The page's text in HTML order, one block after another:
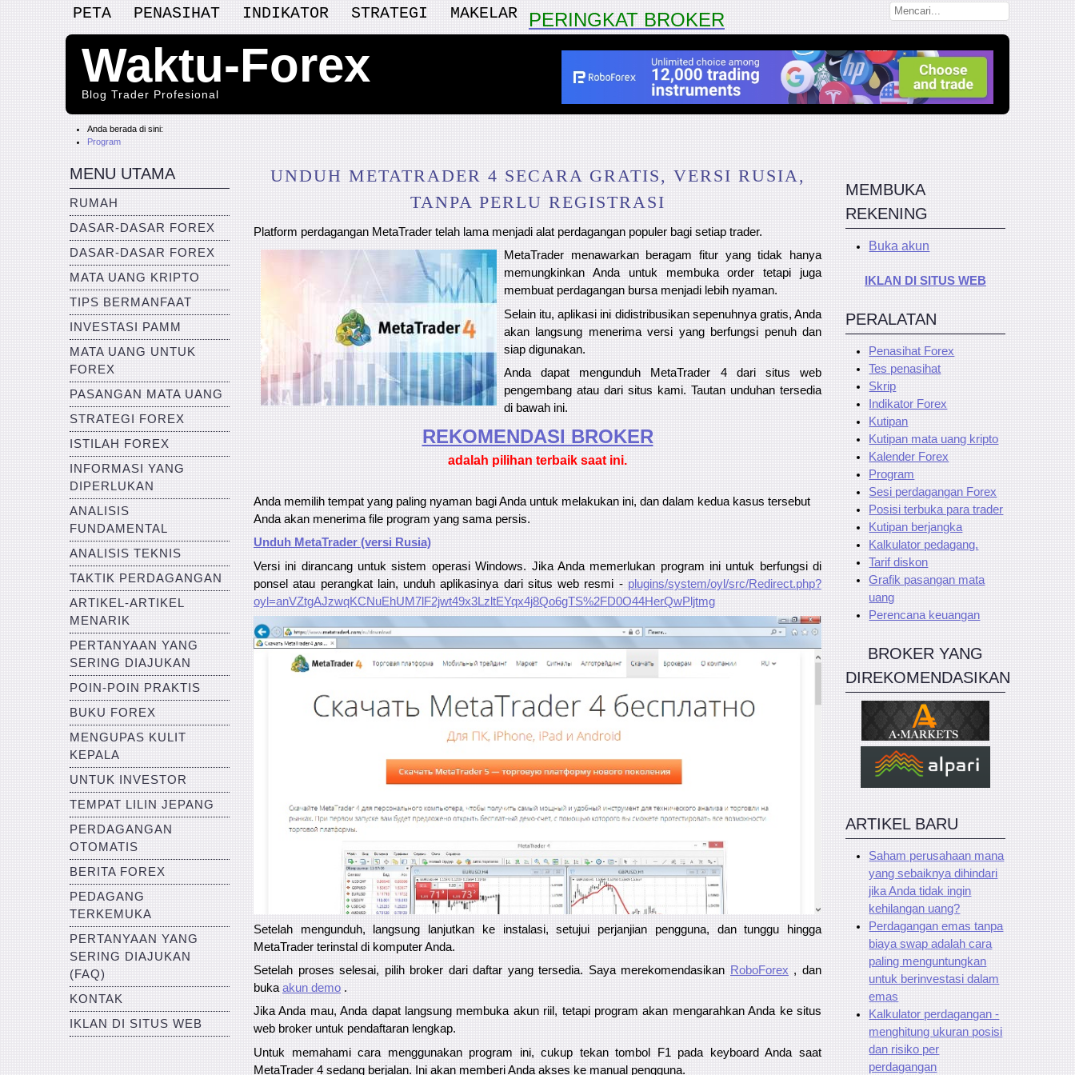
PETA PENASIHAT INDIKATOR STRATEGI MAKELAR PERINGKAT BROKER
Waktu-Forex
Blog Trader Profesional
Anda berada di sini:
Program
MENU UTAMA
RUMAH
DASAR-DASAR FOREX
DASAR-DASAR FOREX
MATA UANG KRIPTO
TIPS BERMANFAAT
INVESTASI PAMM
MATA UANG UNTUK
FOREX
PASANGAN MATA UANG
STRATEGI FOREX
ISTILAH FOREX
INFORMASI YANG
DIPERLUKAN
ANALISIS
FUNDAMENTAL
ANALISIS TEKNIS
TAKTIK PERDAGANGAN
ARTIKEL-ARTIKEL
MENARIK
PERTANYAAN YANG
SERING DIAJUKAN
POIN-POIN PRAKTIS
BUKU FOREX
MENGUPAS KULIT
KEPALA
UNTUK INVESTOR
TEMPAT LILIN JEPANG
PERDAGANGAN
OTOMATIS
BERITA FOREX
PEDAGANG
TERKEMUKA
PERTANYAAN YANG
SERING DIAJUKAN
(FAQ)
KONTAK
IKLAN DI SITUS WEB
UNDUH METATRADER 4 SECARA GRATIS, VERSI RUSIA,
TANPA PERLU REGISTRASI
Platform perdagangan MetaTrader telah lama menjadi alat perdagangan populer bagi setiap trader.
MetaTrader menawarkan beragam fitur yang tidak hanya
memungkinkan Anda untuk membuka order tetapi juga
membuat perdagangan bursa menjadi lebih nyaman.
Selain itu, aplikasi ini didistribusikan sepenuhnya gratis, Anda
akan langsung menerima versi yang berfungsi penuh dan
siap digunakan.
Anda dapat mengunduh MetaTrader 4 dari situs web
pengembang atau dari situs kami. Tautan unduhan tersedia
di bawah ini.
REKOMENDASI ​​BROKER
adalah pilihan terbaik saat ini.
Anda memilih tempat yang paling nyaman bagi Anda untuk melakukan ini, dan dalam kedua kasus tersebut
Anda akan menerima file program yang sama persis.
Unduh MetaTrader (versi Rusia)
Versi ini dirancang untuk sistem operasi Windows. Jika Anda memerlukan program ini untuk berfungsi di
ponsel atau perangkat lain, unduh aplikasinya dari situs web resmi - plugins/system/oyl/src/Redirect.php?
oyl=anVZtgAJzwqKCNuEhUM7lF2jwt49x3LzltEYqx4j8Qo6gTS%2FD0O44HerQwPljtmg
Setelah mengunduh, langsung lanjutkan ke instalasi, setujui perjanjian pengguna, dan tunggu hingga
MetaTrader terinstal di komputer Anda.
Setelah proses selesai, pilih broker dari daftar yang tersedia. Saya merekomendasikan RoboForex, dan
buka akun demo .
Jika Anda mau, Anda dapat langsung membuka akun riil, tetapi program akan mengarahkan Anda ke situs
web broker untuk pendaftaran lengkap.
Untuk memahami cara menggunakan program ini, cukup tekan tombol F1 pada keyboard Anda saat
MetaTrader 4 sedang berjalan. Ini akan memberi Anda akses ke manual pengguna.
MEMBUKA
REKENING
Buka akun
IKLAN DI SITUS WEB
PERALATAN
Penasihat Forex
Tes penasihat
Skrip
Indikator Forex
Kutipan
Kutipan mata uang kripto
Kalender Forex
Program
Sesi perdagangan Forex
Posisi terbuka para trader
Kutipan berjangka
Kalkulator pedagang.
Tarif diskon
Grafik pasangan mata
uang
Perencana keuangan
BROKER YANG
DIREKOMENDASIKAN
ARTIKEL BARU
Saham perusahaan mana
yang sebaiknya dihindari
jika Anda tidak ingin
kehilangan uang?
Perdagangan emas tanpa
biaya swap adalah cara
paling menguntungkan
untuk berinvestasi dalam
emas
Kalkulator perdagangan -
menghitung ukuran posisi
dan risiko per
perdagangan